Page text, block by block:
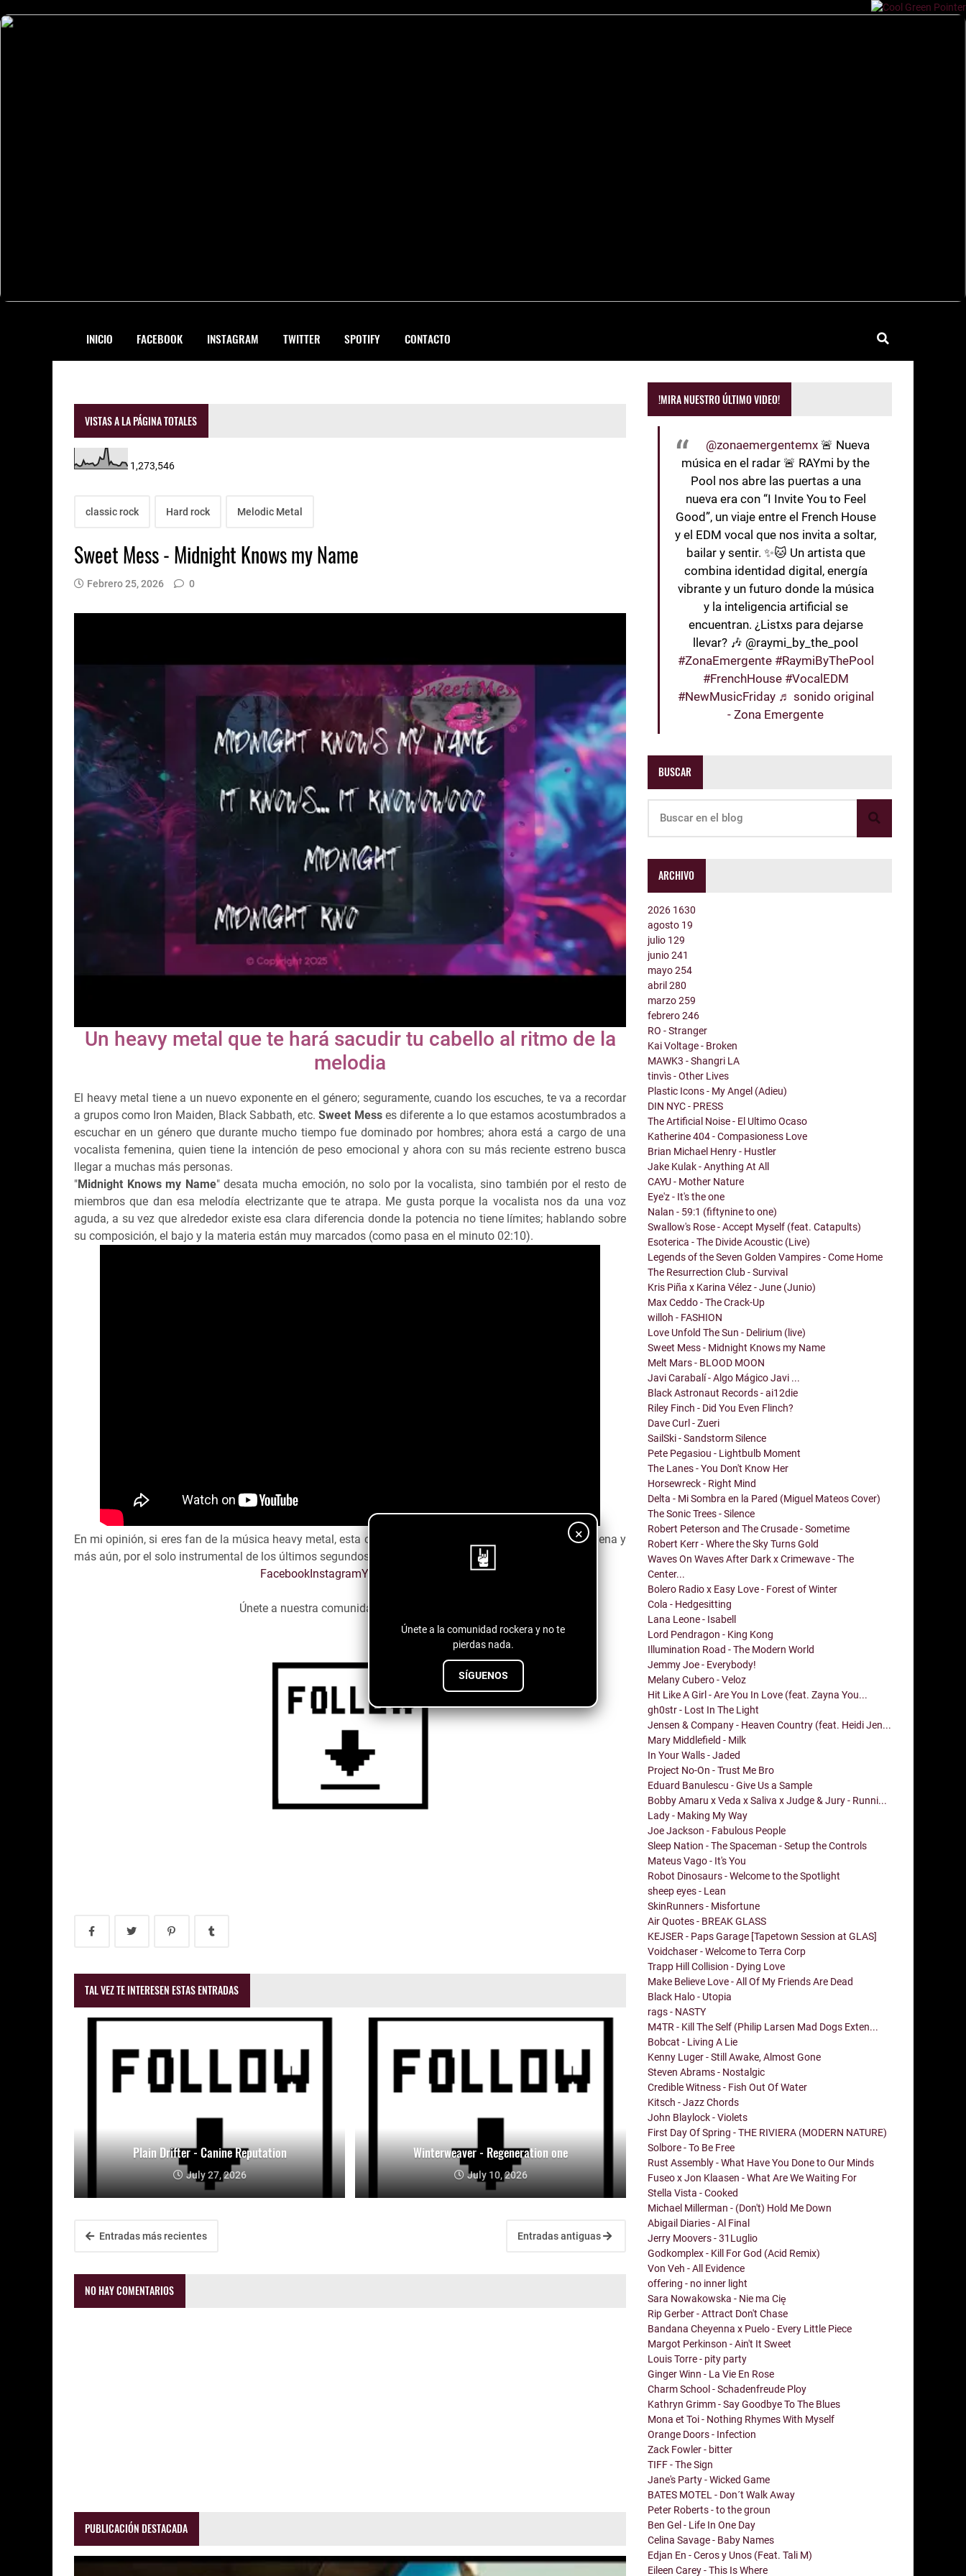
INICIO FACEBOOK INSTAGRAM TWITTER SPOTIFY CONTACTO
×
Únete a la comunidad rockera y no te
pierdas nada.
SÍGUENOS
VISTAS A LA PÁGINA TOTALES
1,273,546
classic rock Hard rock Melodic Metal
Sweet Mess - Midnight Knows my Name
Febrero 25, 2026 0
Un heavy metal que te hará sacudir tu cabello al ritmo de la
melodia
El heavy metal tiene a un nuevo exponente en el género; seguramente, cuando los escuches, te va a recordar
a grupos como Iron Maiden, Black Sabbath, etc.Sweet Messes diferente a lo que estamos acostumbrados a
escuchar en un género que durante mucho tiempo fue dominado por hombres; ahora está a cargo de una
vocalista femenina, quien tiene la intención de peso emocional y ahora con su más reciente estreno busca
llegar a muchas más personas.
"Midnight Knows my Name" desata mucha emoción, no solo por la vocalista, sino también por el resto de
miembros que dan esa melodía electrizante que te atrapa. Me gusta porque la vocalista nos da una voz
aguda, a su vez que alrededor existe esa clara diferencia donde la potencia no tiene límites; hablando sobre
su composición, el bajo y la materia están muy marcados (como pasa en el minuto 02:10).
En mi opinión, si eres fan de la música heavy metal, esta canción te va a encantar por lo potente que suena y
más aún, por el solo instrumental de los últimos segundos.
FacebookInstagramYoutube
Únete a nuestra comunidad emergente ↓↓↓↓
TAL VEZ TE INTERESEN ESTAS ENTRADAS
Plain Drifter - Canine Reputation
July 27, 2026
Winterweaver - Regeneration one
July 10, 2026
Entradas más recientes Entradas antiguas
NO HAY COMENTARIOS
PUBLICACIÓN DESTACADA
!MIRA NUESTRO ÚLTIMO VIDEO!
@zonaemergentemx 🚨 Nueva
música en el radar 🚨 RAYmi by the
Pool nos abre las puertas a una
nueva era con “I Invite You to Feel
Good”, un viaje entre el French House
y el EDM vocal que nos invita a soltar,
bailar y sentir. ✨🐱 Un artista que
combina identidad digital, energía
vibrante y un futuro donde la música
y la inteligencia artificial se
encuentran. ¿Listxs para dejarse
llevar? 🎶 @raymi_by_the_pool
#ZonaEmergente #RaymiByThePool
#FrenchHouse #VocalEDM
#NewMusicFriday ♬ sonido original
- Zona Emergente
BUSCAR
ARCHIVO
2026 1630
agosto 19
julio 129
junio241
mayo254
abril280
marzo259
febrero246
RO - Stranger
Kai Voltage - Broken
MAWK3 - Shangri LA
tinvìs - Other Lives
Plastic Icons - My Angel (Adieu)
DIN NYC - PRESS
The Artificial Noise - El Ultimo Ocaso
Katherine 404 - Compasioness Love
Brian Michael Henry - Hustler
Jake Kulak - Anything At All
CAYU - Mother Nature
Eye'z - It's the one
Nalan - 59:1 (fiftynine to one)
Swallow's Rose - Accept Myself (feat. Catapults)
Esoterica - The Divide Acoustic (Live)
Legends of the Seven Golden Vampires - Come Home
The Resurrection Club - Survival
Kris Piña x Karina Vélez - June (Junio)
Max Ceddo - The Crack-Up
willoh - FASHION
Love Unfold The Sun - Delirium (live)
Sweet Mess - Midnight Knows my Name
Melt Mars - BLOOD MOON
Javi Carabalí - Algo Mágico Javi ...
Black Astronaut Records - ai12die
Riley Finch - Did You Even Flinch?
Dave Curl - Zueri
SailSki - Sandstorm Silence
Pete Pegasiou - Lightbulb Moment
The Lanes - You Don't Know Her
Horsewreck - Right Mind
Delta - Mi Sombra en la Pared (Miguel Mateos Cover)
The Sonic Trees - Silence
Robert Peterson and The Crusade - Sometime
Robert Kerr - Where the Sky Turns Gold
Waves On Waves After Dark x Crimewave - The
Center...
Bolero Radio x Easy Love - Forest of Winter
Cola - Hedgesitting
Lana Leone - Isabell
Lord Pendragon - King Kong
Illumination Road - The Modern World
Jemmy Joe - Everybody!
Melany Cubero - Veloz
Hit Like A Girl - Are You In Love (feat. Zayna You...
gh0str - Lost In The Light
Jensen & Company - Heaven Country (feat. Heidi Jen...
Mary Middlefield - Milk
In Your Walls - Jaded
Project No-On - Trust Me Bro
Eduard Banulescu - Give Us a Sample
Bobby Amaru x Veda x Saliva x Judge & Jury - Runni...
Lady - Making My Way
Joe Jackson - Fabulous People
Sleep Nation - The Spaceman - Setup the Controls
Mateus Vago - It's You
Robot Dinosaurs - Welcome to the Spotlight
sheep eyes - Lean
SkinRunners - Misfortune
Air Quotes - BREAK GLASS
KEJSER - Paps Garage [Tapetown Session at GLAS]
Voidchaser - Welcome to Terra Corp
Trapp Hill Collision - Dying Love
Make Believe Love - All Of My Friends Are Dead
Black Halo - Utopia
rags - NASTY
M4TR - Kill The Self (Philip Larsen Mad Dogs Exten...
Bobcat - Living A Lie
Kenny Luger - Still Awake, Almost Gone
Steven Abrams - Nostalgic
Credible Witness - Fish Out Of Water
Kitsch - Jazz Chords
John Blaylock - Violets
First Day Of Spring - THE RIVIERA (MODERN NATURE)
Solbore - To Be Free
Rust Assembly - What Have You Done to Our Minds
Fuseo x Jon Klaasen - What Are We Waiting For
Stella Vista - Cooked
Michael Millerman - (Don't) Hold Me Down
Abigail Diaries - Al Final
Jerry Moovers - 31Luglio
Godkomplex - Kill For God (Acid Remix)
Von Veh - All Evidence
offering - no inner light
Sara Nowakowska - Nie ma Cię
Rip Gerber - Attract Don't Chase
Bandana Cheyenna x Puelo - Every Little Piece
Margot Perkinson - Ain't It Sweet
Louis Torre - pity party
Ginger Winn - La Vie En Rose
Charm School - Schadenfreude Ploy
Kathryn Grimm - Say Goodbye To The Blues
Mona et Toi - Nothing Rhymes With Myself
Orange Doors - Infection
Zack Fowler - bitter
TIFF - The Sign
Jane's Party - Wicked Game
BATES MOTEL - Don´t Walk Away
Peter Roberts - to the groun
Ben Gel - Life In One Day
Celina Savage - Baby Names
Edjan En - Ceros y Unos (Feat. Tali M)
Eileen Carey - This Is Where